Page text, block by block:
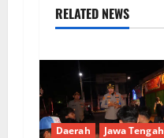
RELATED NEWS
Daerah
Jawa Tengah